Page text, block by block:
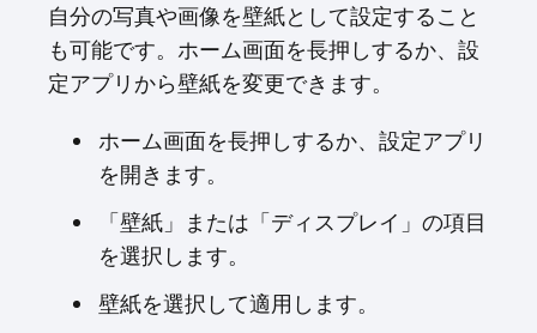
自分の写真や画像を壁紙として設定すること
も可能です。ホーム画面を長押しするか、設
定アプリから壁紙を変更できます。
ホーム画面を長押しするか、設定アプリ
を開きます。
「壁紙」または「ディスプレイ」の項目
を選択します。
壁紙を選択して適用します。